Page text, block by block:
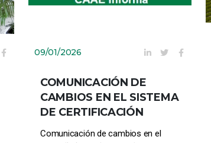
09/01/2026
COMUNICACIÓN DE
CAMBIOS EN EL SISTEMA
DE CERTIFICACIÓN
Comunicación de cambios en el